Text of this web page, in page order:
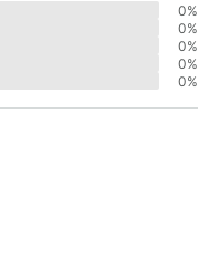
0%
0%
0%
0%
0%